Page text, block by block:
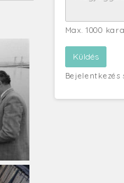
Max. 1000
Bejelentkezés